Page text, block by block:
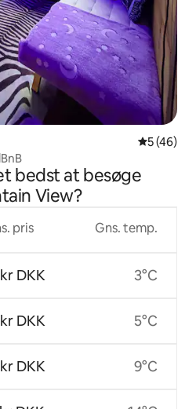
5 ud af 5 i
5 (46)
bedst at besøge
View?
pris
DKK
DKK
DKK
Gns. temp.
3°C
5°C
9°C